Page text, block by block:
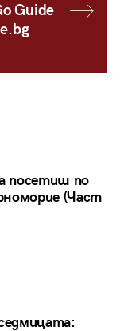
Guide
посетиш по
(Част